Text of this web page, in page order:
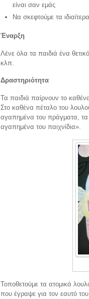
είναι σαν εμάς
Να σκεφτούμε τα
Έναρξη
Λένε όλα τα παιδιά ένα
κλπ.
Δραστηριότητα
Τα παιδιά παίρνουν το
Στο καθένα πέταλο του
αγαπημένα του πράγματα, τα
αγαπημένα του παιχνίδια».
Τοποθετούμε τα ατομικά
που έγραψε για τον εαυτό